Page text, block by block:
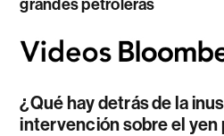
grandes petroleras
¿Qué hay detrás de la
intervención sobre el yen